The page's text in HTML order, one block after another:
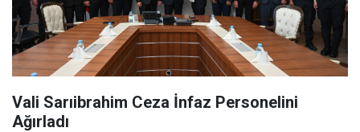
Vali Sarıibrahim Ceza İnfaz Personelini
Ağırladı